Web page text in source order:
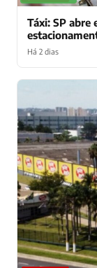
Táxi: SP abre
Há 2 dias